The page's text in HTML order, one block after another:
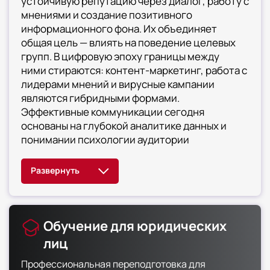
мнениями и создание позитивного
информационного фона. Их объединяет
общая цель — влиять на поведение целевых
групп. В цифровую эпоху границы между
ними стираются: контент-маркетинг, работа с
лидерами мнений и вирусные кампании
являются гибридными формами.
Эффективные коммуникации сегодня
основаны на глубокой аналитике данных и
понимании психологии аудитории
Обучение для юридических
лиц
Профессиональная переподготовка для